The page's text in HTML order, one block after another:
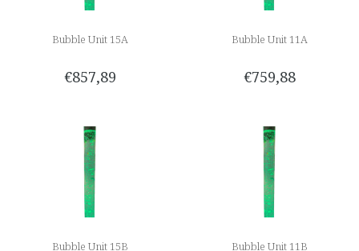
Bubble Unit 15A
€857,89
Bubble Unit 11A
€759,88
Bubble Unit 15B Bubble Unit 11B